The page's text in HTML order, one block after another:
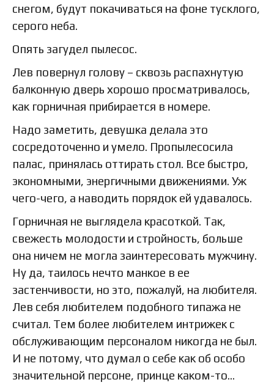
снегом, будут покачиваться на фоне тусклого,
серого неба.
Опять загудел пылесос.
Лев повернул голову – сквозь распахнутую
балконную дверь хорошо просматривалось,
как горничная прибирается в номере.
Надо заметить, девушка делала это
сосредоточенно и умело. Пропылесосила
палас, принялась оттирать стол. Все быстро,
экономными, энергичными движениями. Уж
чего-чего, а наводить порядок ей удавалось.
Горничная не выглядела красоткой. Так,
свежесть молодости и стройность, больше
она ничем не могла заинтересовать мужчину.
Ну да, таилось нечто манкое в ее
застенчивости, но это, пожалуй, на любителя.
Лев себя любителем подобного типажа не
считал. Тем более любителем интрижек с
обслуживающим персоналом никогда не был.
И не потому, что думал о себе как об особо
значительной персоне, принце каком-то…